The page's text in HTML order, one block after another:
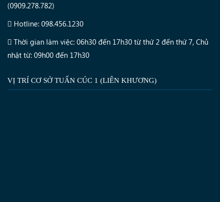
(0909.278.782)
Hotline: 098.456.1230
Thời gian làm việc: 06h30 đến 17h30 từ thứ 2 đến thứ 7, Chủ
nhật từ: 09h00 đến 17h30
VỊ TRÍ CƠ SỞ TUẤN CÚC 1 (LIÊN KHƯƠNG)